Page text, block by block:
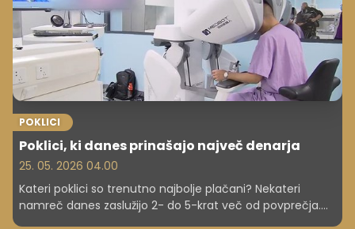
POKLICI
Poklici, ki danes prinašajo največ denarja
25. 05. 2026 04.00
Kateri poklici so trenutno najbolje plačani? Nekateri
namreč danes zaslužijo 2- do 5-krat več od povprečja.